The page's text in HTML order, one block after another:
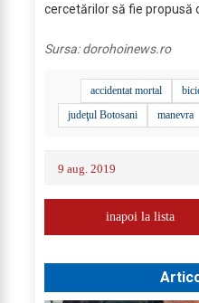
cercetărilor să fie propusă
Sursa:dorohoinews.ro
accidentat mortal
judeţul Botosani
manevra
9 aug. 2019
inapoi la lista